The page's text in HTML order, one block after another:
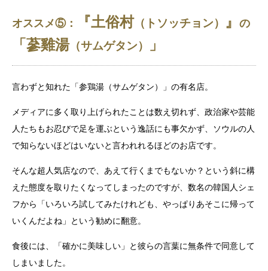
オススメ⑤： 『土俗村（トソッチョン） 』 の
「蔘雞湯（サムゲタン） 」
言わずと知れた「参鶏湯（サムゲタン）」の有名店。
メディアに多く取り上げられたことは数え切れず、政治家や芸能
人たちもお忍びで足を運ぶという逸話にも事欠かず、ソウルの人
で知らないほどはいないと言われれるほどのお店です。
そんな超人気店なので、あえて行くまでもないか？という斜に構
えた態度を取りたくなってしまったのですが、数名の韓国人シェ
フから「いろいろ試してみたけれども、やっぱりあそこに帰って
いくんだよね」という勧めに翻意。
食後には、「確かに美味しい」と彼らの言葉に無条件で同意して
しまいました。